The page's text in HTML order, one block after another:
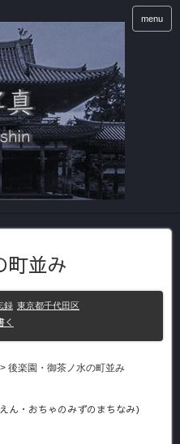
menu
町並み
録 東京都千代田区
く
> 後楽園・御茶ノ水の町並み
ん・おちゃのみずのまちなみ）